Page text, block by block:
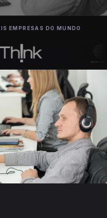
EMPRESAS DO MUNDO